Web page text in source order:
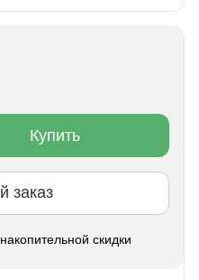
Купить
заказ
скидки